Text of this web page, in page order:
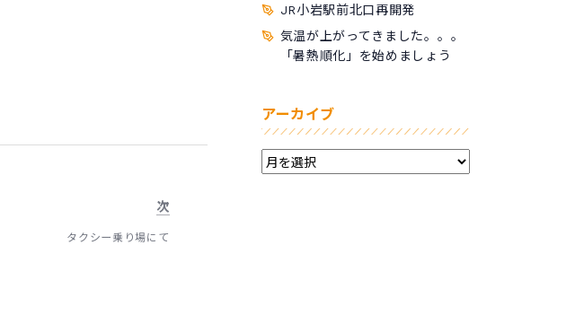
次
タクシー乗り場にて
JR小岩駅前北口再開発
気温が上がってきました。。。
「暑熱順化」を始めましょう
アーカイブ